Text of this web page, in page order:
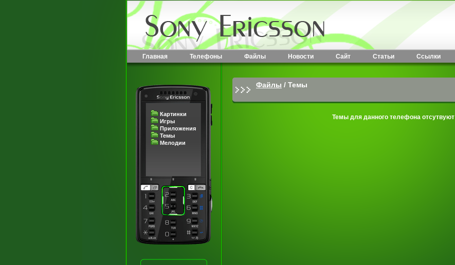
Главная Телефоны Файлы Новости Сайт Статьи Ссылки
Картинки
Игры
Приложения
Темы
Мелодии
Файлы / Темы
Темы для данного телефона отсутвуют